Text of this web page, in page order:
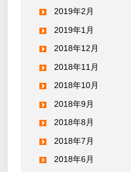
2019年2月
2019年1月
2018年12月
2018年11月
2018年10月
2018年9月
2018年8月
2018年7月
2018年6月